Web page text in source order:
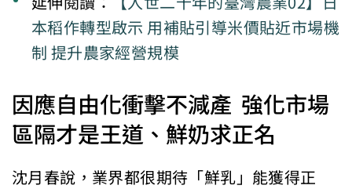
本稻作轉型啟示 用補貼引導米價貼近市場機
制 提升農家經營規模
因應自由化衝擊不減產 強化市場
區隔才是王道、鮮奶求正名
沈月春說，業界都很期待「鮮乳」能獲得正